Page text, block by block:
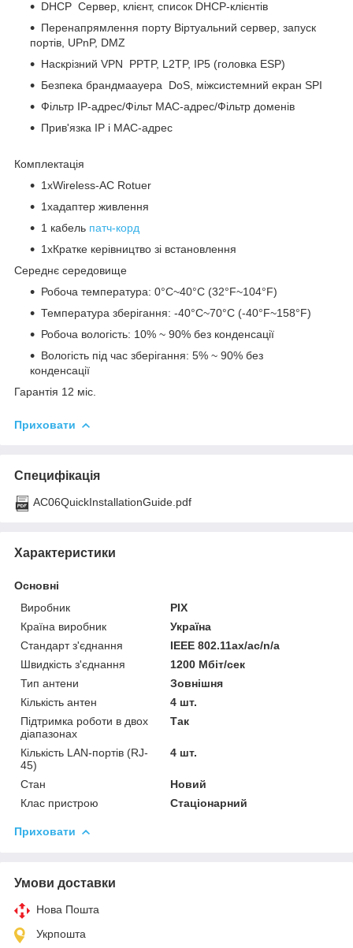
DHCP Сервер, клієнт, список DHCP-клієнтів
Перенапрямлення порту Віртуальний сервер, запуск
портів, UPnP, DMZ
Наскрізний VPN PPTP, L2TP, IP5 (головка ESP)
Безпека брандмаауера DoS, міжсистемний екран SPI
Фільтр IP-адрес/Фільт MAC-адрес/Фільтр доменів
Прив'язка IP і MAC-адрес
Комплектація
1xWireless-AC Rotuer
1xадаптер живлення
1 кабель патч-корд
1xКратке керівництво зі встановлення
Середнє середовище
Робоча температура: 0°C~40°C (32°F~104°F)
Температура зберігання: -40°C~70°C (-40°F~158°F)
Робоча вологість: 10% ~ 90% без конденсації
Вологість під час зберігання: 5% ~ 90% без
конденсації
Гарантія 12 міс.
Приховати
Специфікація
AC06QuickInstallationGuide.pdf
Характеристики
Основні
Виробник
PIX
Країна виробник
Україна
Стандарт з'єднання
IEEE 802.11ax/ac/n/a
Швидкість з'єднання
1200 Мбіт/сек
Тип антени
Зовнішня
Кількість антен
4 шт.
Підтримка роботи в двох
діапазонах
Так
Кількість LAN-портів (RJ-
45)
4 шт.
Стан
Новий
Клас пристрою
Стаціонарний
Приховати
Умови доставки
Нова Пошта
Укрпошта